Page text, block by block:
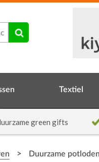
Textiel
green gifts
> Duurzame potloden